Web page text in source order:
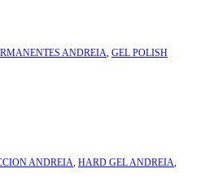
ANDREIA, GEL POLISH
ANDREIA, HARD GEL ANDREIA,